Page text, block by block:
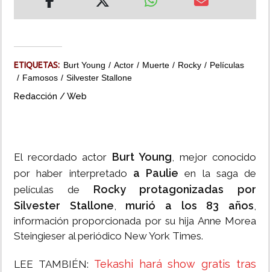
ETIQUETAS: Burt Young Actor Muerte Rocky
Películas
Famosos
Silvester Stallone
Redacción / Web
El recordado actor Burt Young, mejor conocido
por haber interpretado a Paulie en la saga de
películas de Rocky protagonizadas por
Silvester Stallone, murió a los 83 años,
información proporcionada por su hija Anne Morea
Steingieser al periódico New York Times.
LEE TAMBIÉN: Tekashi hará show gratis tras